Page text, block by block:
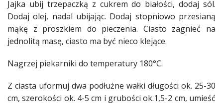
Jajka ubij trzepaczką z cukrem do białości, dodaj sól.
Dodaj olej, nadal ubijając. Dodaj stopniowo przesianą
mąkę z proszkiem do pieczenia. Ciasto zagnieć na
jednolitą masę, ciasto ma być nieco klejące.
Nagrzej piekarniki do temperatury 180°C.
Z ciasta uformuj dwa podłużne wałki długości ok. 25-30
cm, szerokości ok. 4-5 cm i grubości ok.1,5-2 cm, umieść